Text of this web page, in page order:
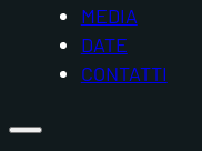
MEDIA
DATE
CONTATTI